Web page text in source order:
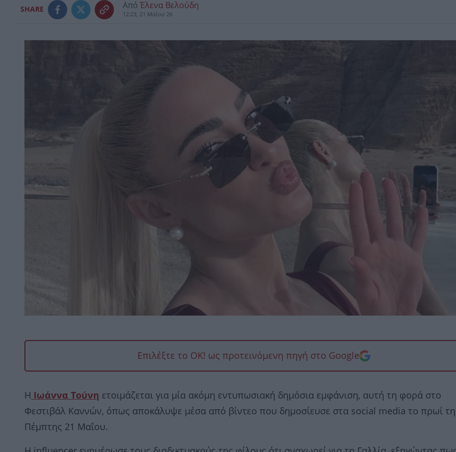
SHARE Από Έλενα Βελούδη
12:23, 21 Μαΐου 26
Επιλέξτε το OK! ως προτεινόμενη πηγή στο Google
Η Ιωάννα Τούνη ετοιμάζεται για μία ακόμη εντυπωσιακή δημόσια εμφάνιση, αυτή τη φορά στο
Φεστιβάλ Καννών, όπως αποκάλυψε μέσα από βίντεο που δημοσίευσε στα social media το πρωί
Πέμπτης 21 Μαΐου.